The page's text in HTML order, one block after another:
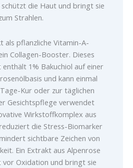
die Haut und bringt sie
Strahlen.
als pflanzliche Vitamin-A-
Collagen-Booster. Dieses
1% Bakuchiol auf einer
und kann einmal
Kur oder zur täglichen
Gesichtspflege verwendet
Wirkstoffkomplex aus
die Stress-Biomarker
sichtbare Zeichen von
Ein Extrakt aus Alpenrose
vor Oxidation und bringt sie